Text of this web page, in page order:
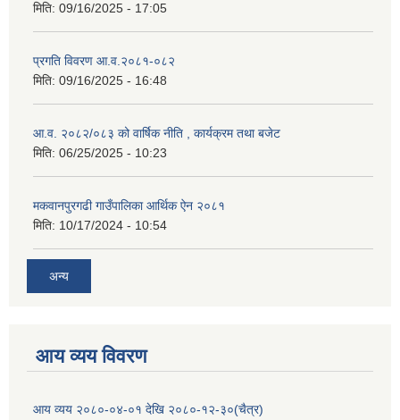
मिति: 09/16/2025 - 17:05
प्रगति विवरण आ.व.२०८१-०८२
मिति: 09/16/2025 - 16:48
आ.व. २०८२/०८३ को वार्षिक नीति , कार्यक्रम तथा बजेट
मिति: 06/25/2025 - 10:23
मकवानपुरगढी गाउँपालिका आर्थिक ‌‌‌ऐन २०८१
मिति: 10/17/2024 - 10:54
अन्य
आय व्यय विवरण
आय व्यय २०८०-०४-०१ देखि २०८०-१२-३०(चैत्र)